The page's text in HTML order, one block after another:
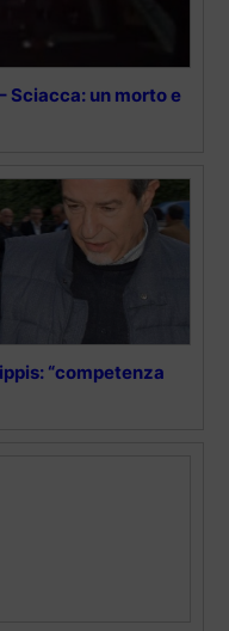
Sciacca: un morto e
“competenza